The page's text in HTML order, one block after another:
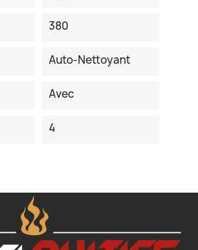
380
Auto-Nettoyant
Avec
4